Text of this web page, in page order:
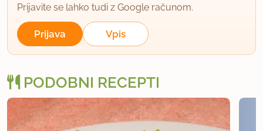
Victor
član od 2013 12 sporočil
7.5.2014 ob 9:47
V bistvu gre za to, da bučke postanejo mehke,
hkrati pa kozice se po vrhu zapečejo, da postanejo
hrustljave. To je pač stvar okusa posameznika, če
mu paše zapečeno (porjavi) ali le pečeno. Tako kot
Prijavite se lahko tudi z Google računom.
Prijava Vpis
PODOBNI RECEPTI